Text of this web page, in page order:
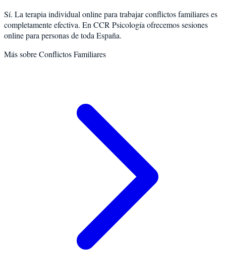
Sí. La terapia individual online para trabajar conflictos familiares es
completamente efectiva. En CCR Psicología ofrecemos sesiones
online para personas de toda España.
Más sobreConflictos Familiares